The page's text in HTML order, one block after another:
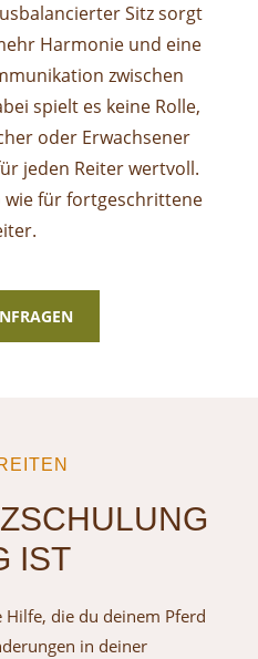
Sitz sorgt
Harmonie und eine
zwischen
spielt es keine Rolle,
oder Erwachsener
jeden Reiter wertvoll.
wie für fortgeschrittene
IST
Hilfe, die du deinem Pferd
in deiner